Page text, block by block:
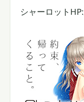
シャーロットHP: